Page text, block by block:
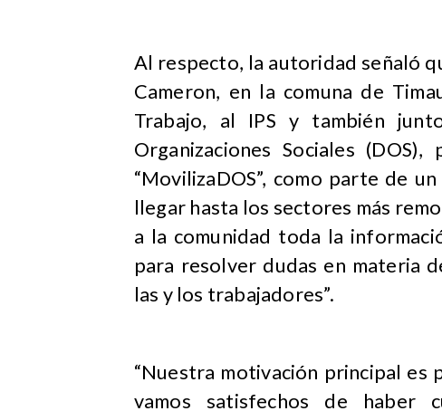
Al respecto, la autoridad señaló
Cameron, en la comuna de
Trabajo, al IPS y también
Organizaciones Sociales
“MovilizaDOS”, como parte de
llegar hasta los sectores más
a la comunidad toda la
para resolver dudas en materia
las y los trabajadores”.
“Nuestra motivación principal es
vamos satisfechos de haber